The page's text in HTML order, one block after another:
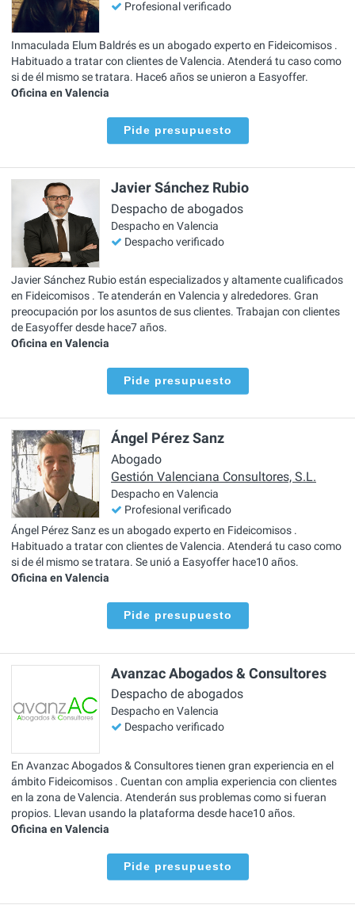
Profesional verificado
Inmaculada Elum Baldrés es un abogado experto en Fideicomisos .
Habituado a tratar con clientes de Valencia. Atenderá tu caso como
si de él mismo se tratara. Hace6 años se unieron a Easyoffer.
Oficina en Valencia
Pide presupuesto
Javier Sánchez Rubio
Despacho de abogados
Despacho en Valencia
Despacho verificado
Javier Sánchez Rubio están especializados y altamente cualificados
en Fideicomisos . Te atenderán en Valencia y alrededores. Gran
preocupación por los asuntos de sus clientes. Trabajan con clientes
de Easyoffer desde hace7 años.
Oficina en Valencia
Pide presupuesto
Ángel Pérez Sanz
Abogado
Gestión Valenciana Consultores, S.L.
Despacho en Valencia
Profesional verificado
Ángel Pérez Sanz es un abogado experto en Fideicomisos .
Habituado a tratar con clientes de Valencia. Atenderá tu caso como
si de él mismo se tratara. Se unió a Easyoffer hace10 años.
Oficina en Valencia
Pide presupuesto
Avanzac Abogados & Consultores
Despacho de abogados
Despacho en Valencia
Despacho verificado
En Avanzac Abogados & Consultores tienen gran experiencia en el
ámbito Fideicomisos . Cuentan con amplia experiencia con clientes
en la zona de Valencia. Atenderán sus problemas como si fueran
propios. Llevan usando la plataforma desde hace10 años.
Oficina en Valencia
Pide presupuesto